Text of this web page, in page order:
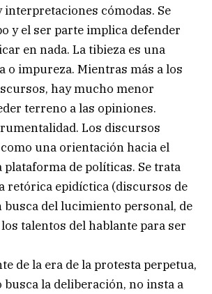
interpretaciones cómodas. Se
y el ser parte implica defender
en nada. La tibieza es una
o impureza. Mientras más a los
hay mucho menor
terreno a las opiniones.
Los discursos
una orientación hacia el
de políticas. Se trata
retórica epidíctica (discursos de
busca del lucimiento personal, de
talentos del hablante para ser
de la era de la protesta perpetua,
busca la deliberación, no insta a